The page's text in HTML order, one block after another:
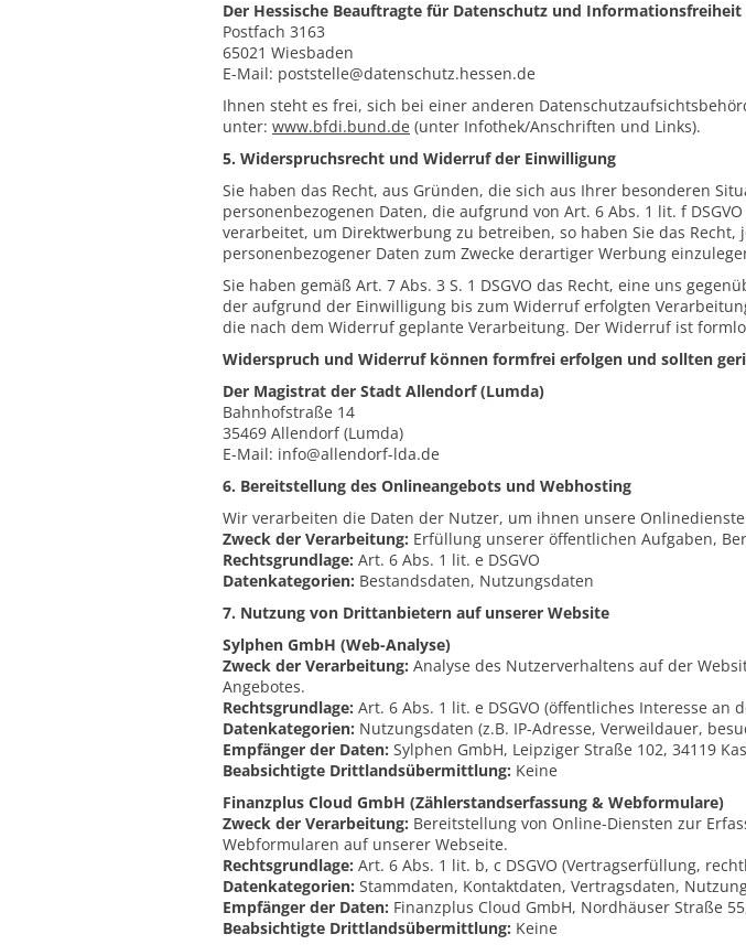
Der Hessische Beauftragte für Datenschutz und Informationsfreiheit
Postfach 3163
65021 Wiesbaden
E-Mail: poststelle@datenschutz.hessen.de
Ihnen steht es frei, sich bei einer anderen
unter: www.bfdi.bund.de (unter Infothek/Anschriften und Links).
5. Widerspruchsrecht und Widerruf der Einwilligung
Sie haben das Recht, aus Gründen, die sich aus Ihrer besonderen
personenbezogenen Daten, die aufgrund von Art. 6 Abs. 1 lit. f
verarbeitet, um Direktwerbung zu betreiben, so haben Sie das
personenbezogener Daten zum Zwecke derartiger Werbung
Sie haben gemäß Art. 7 Abs. 3 S. 1 DSGVO das Recht, eine uns
der aufgrund der Einwilligung bis zum Widerruf erfolgten
die nach dem Widerruf geplante Verarbeitung. Der Widerruf ist
Widerspruch und Widerruf können formfrei erfolgen und sollten
Der Magistrat der Stadt Allendorf (Lumda)
Bahnhofstraße 14
35469 Allendorf (Lumda)
E-Mail: info@allendorf-lda.de
6. Bereitstellung des Onlineangebots und Webhosting
Wir verarbeiten die Daten der Nutzer, um ihnen unsere
Zweck der Verarbeitung: Erfüllung unserer öffentlichen Aufgaben,
Rechtsgrundlage: Art. 6 Abs. 1 lit. e DSGVO
Datenkategorien: Bestandsdaten, Nutzungsdaten
7. Nutzung von Drittanbietern auf unserer Website
Sylphen GmbH (Web-Analyse)
Zweck der Verarbeitung: Analyse des Nutzerverhaltens auf der
Angebotes.
Rechtsgrundlage: Art. 6 Abs. 1 lit. e DSGVO (öffentliches Interesse
Datenkategorien: Nutzungsdaten (z.B. IP-Adresse, Verweildauer,
Empfänger der Daten: Sylphen GmbH, Leipziger Straße 102, 34119
Beabsichtigte Drittlandsübermittlung: Keine
Finanzplus Cloud GmbH (Zählerstandserfassung & Webformulare)
Zweck der Verarbeitung: Bereitstellung von Online-Diensten zur
Webformularen auf unserer Webseite.
Rechtsgrundlage: Art. 6 Abs. 1 lit. b, c DSGVO (Vertragserfüllung,
Datenkategorien: Stammdaten, Kontaktdaten, Vertragsdaten,
Empfänger der Daten: Finanzplus Cloud GmbH, Nordhäuser Straße
Beabsichtigte Drittlandsübermittlung: Keine